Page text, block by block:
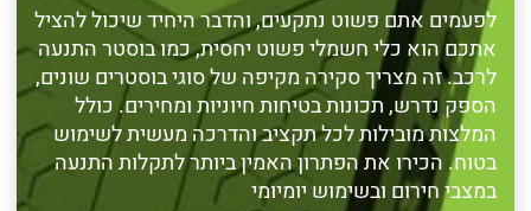
לפעמים אתם פשוט נתקעים, והדבר היחיד שיכול להציל
אתכם הוא כלי חשמלי פשוט יחסית, כמו בוסטר התנעה
לרכב. זה מצריך סקירה מקיפה של סוגי בוסטרים שונים,
הספק נדרש, תכונות בטיחות חיוניות ומחירים. כולל
המלצות מובילות לכל תקציב והדרכה מעשית לשימוש
בטוח. הכירו את הפתרון האמין ביותר לתקלות התנעה
במצבי חירום ובשימוש יומיומי